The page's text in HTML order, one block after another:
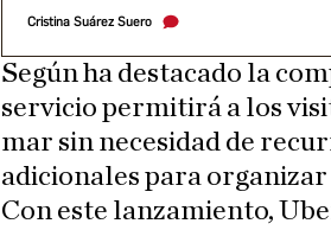
Cristina Suárez Suero
Según ha destacado la
servicio permitirá a los
mar sin necesidad de
adicionales para
Con este lanzamiento,